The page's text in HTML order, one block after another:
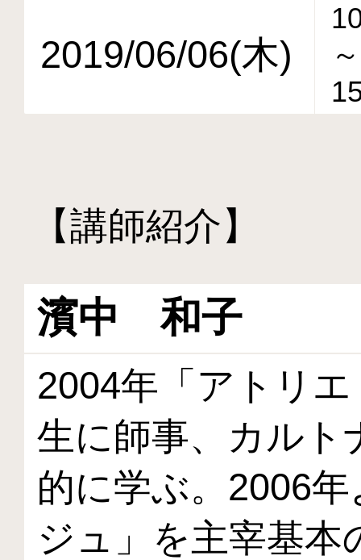
2019/06/06(木)
～
【講師紹介】
濱中 和子
2004年「アトリ
生に師事、カルト
的に学ぶ。2006
ジュ」を主宰基